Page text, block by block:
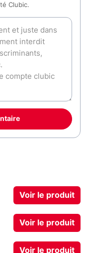
Clubic.
Voir le produit
Voir le produit
Voir le produit